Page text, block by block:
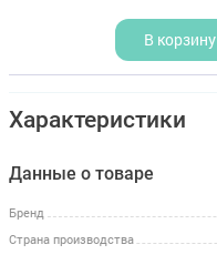
В корзину
Характеристики
Данные о товаре
Бренд
Страна производства